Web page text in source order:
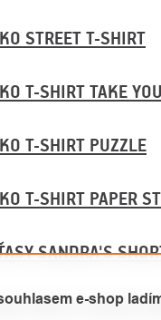
e-shop
STREET T-SHIRT
T-SHIRT TAKE
T-SHIRT PUZZLE
T-SHIRT PAPER
SANDRA'S
TWISTY HOODY